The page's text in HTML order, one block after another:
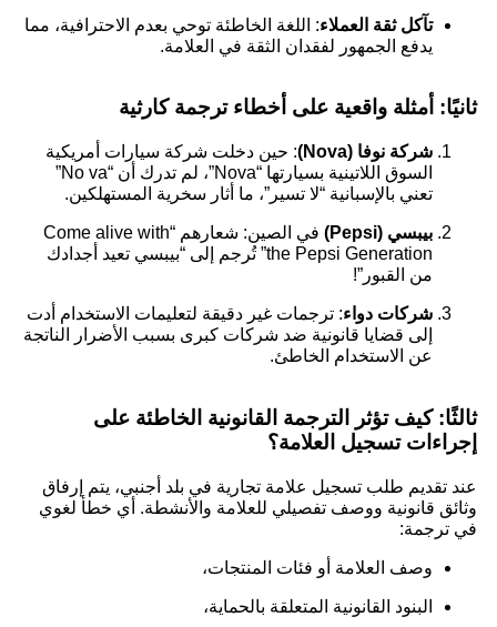
تآكل ثقة العملاء: اللغة الخاطئة توحي بعدم الاحترافية، مما
يدفع الجمهور لفقدان الثقة في العلامة.
ثانيًا: أمثلة واقعية على أخطاء ترجمة كارثية
شركة نوفا (Nova)
: حين دخلت شركة سيارات أمريكية
السوق اللاتينية بسيارتها “Nova”، لم تدرك أن “No va”
تعني بالإسبانية “لا تسير”، ما أثار سخرية المستهلكين.
بيبسي (Pepsi)
في الصين: شعارهم “Come alive with
the Pepsi Generation” تُرجم إلى “بيبسي تعيد أجدادك
من القبور”!
شركات دواء: ترجمات غير دقيقة لتعليمات الاستخدام أدت
إلى قضايا قانونية ضد شركات كبرى بسبب الأضرار الناتجة
عن الاستخدام الخاطئ.
ثالثًا: كيف تؤثر الترجمة القانونية الخاطئة على
إجراءات تسجيل العلامة؟
عند تقديم طلب تسجيل علامة تجارية في بلد أجنبي، يتم إرفاق
وثائق قانونية ووصف تفصيلي للعلامة والأنشطة. أي خطأ لغوي
في ترجمة:
وصف العلامة أو فئات المنتجات،
البنود القانونية المتعلقة بالحماية،